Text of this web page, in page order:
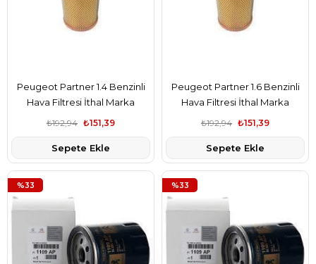
Peugeot Partner 1.4 Benzinli
Hava Filtresi İthal Marka
1444.ST₺151,39
₺192,94
Sepete Ekle
Peugeot Partner 1.6 Benzinli
Hava Filtresi İthal Marka
1444.ST₺151,39
₺192,94
Sepete Ekle
%33 %33